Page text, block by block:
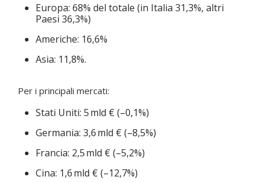
Europa: 68% del totale (in Italia 31,3%, altri
Paesi 36,3%)
Americhe: 16,6%
Asia: 11,8%.
Per i principali mercati:
Stati Uniti: 5 mld € (–0,1%)
Germania: 3,6 mld € (–8,5%)
Francia: 2,5 mld € (–5,2%)
Cina: 1,6 mld € (–12,7%)